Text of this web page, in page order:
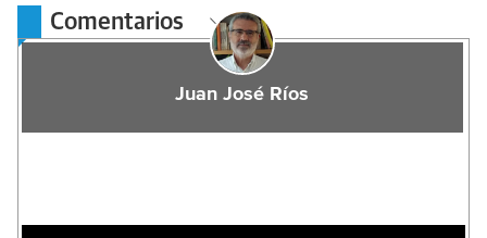
Comentarios
Juan José Ríos